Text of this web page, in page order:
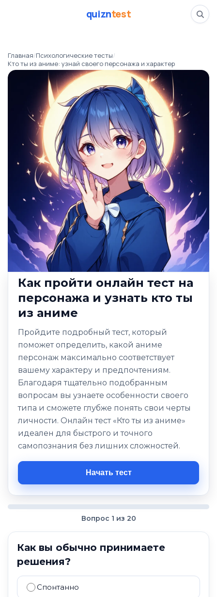
quizntest
Главная/Психологические тесты/
Кто ты из аниме: узнай своего персонажа и характер
Кто ты из аниме:
📅02.04.26
👁️ 453 прошли тест
4 минуты
психология
Психологические тесты
Как пройти онлайн тест на
персонажа и узнать кто ты
из аниме
Пройдите подробный тест, который
поможет определить, какой аниме
персонаж максимально соответствует
вашему характеру и предпочтениям.
Благодаря тщательно подобранным
вопросам вы узнаете особенности своего
типа и сможете глубже понять свои черты
личности. Онлайн тест «Кто ты из аниме»
идеален для быстрого и точного
самопознания без лишних сложностей.
Начать тест
Вопрос 1 из 20
Как вы обычно принимаете
решения?
Спонтанно